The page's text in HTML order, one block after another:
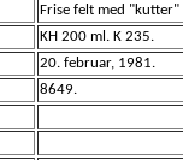
Frise felt med
KH 200 ml. K 235.
20. februar, 1981.
8649.